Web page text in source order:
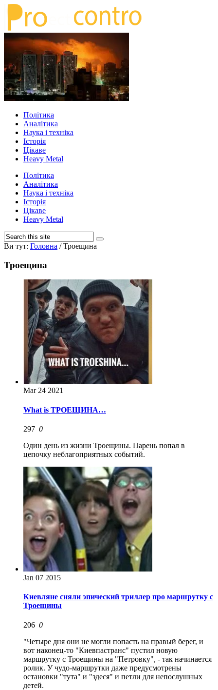
Політика
Аналітика
Наука і техніка
Історія
Цікаве
Heavy Metal
Політика
Аналітика
Наука і техніка
Історія
Цікаве
Heavy Metal
Ви тут: Головна /Троещина
Троещина
Mar 24 2021
What is ТРОЕЩИНА…
297 0
Один день из жизни Троещины. Парень попал в
цепочку неблагоприятных событий.
Jan 07 2015
Киевляне сняли эпический триллер про маршрутку с
Троещины
206 0
"Четыре дня они не могли попасть на правый берег, и
вот наконец-то "Киевпастранс" пустил новую
маршрутку с Троещины на "Петровку", - так начинается
ролик. У чудо-маршрутки даже предусмотрены
остановки "тута" и "здеся" и петли для непослушных
детей.